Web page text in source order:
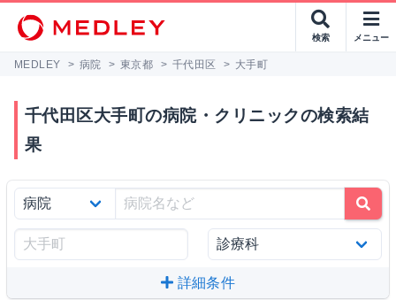
検索 メニュー
MEDLEY > 病院 > 東京都 > 千代田区 > 大手町
千代田区大手町の病院・クリニックの検索結
果
詳細条件